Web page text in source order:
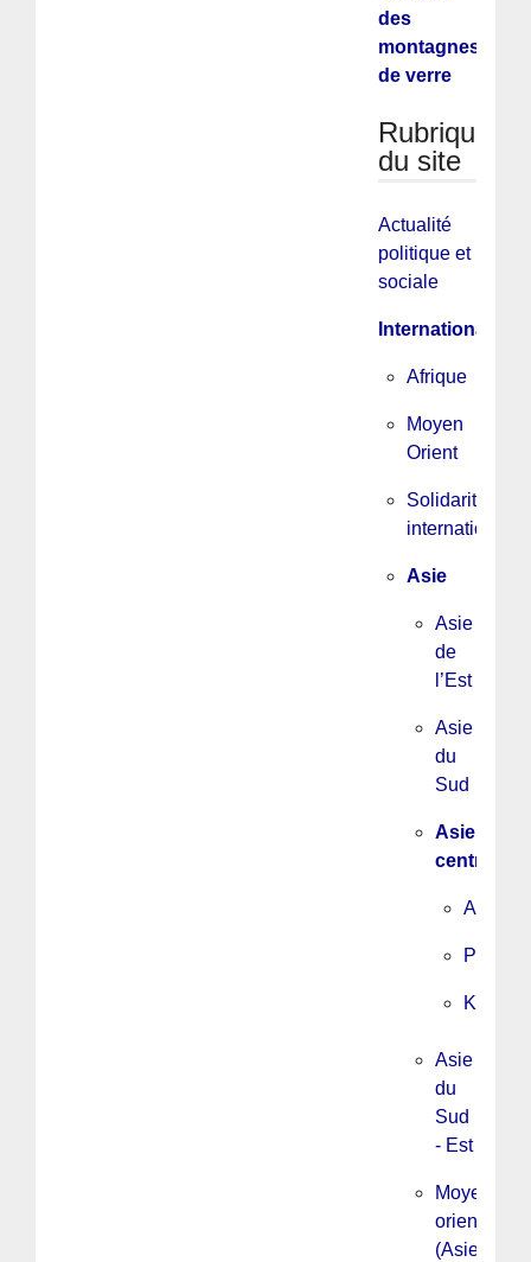
des
montagnes
de verre
Rubriques
du site
Actualité
politique et
sociale
International
Afrique
Moyen
Orient
Solidarité
internationale
Asie
Asie
de
l’Est
Asie
du
Sud
Asie
centrale
Asie
du
Sud
- Est
Moyen
orient
(Asie